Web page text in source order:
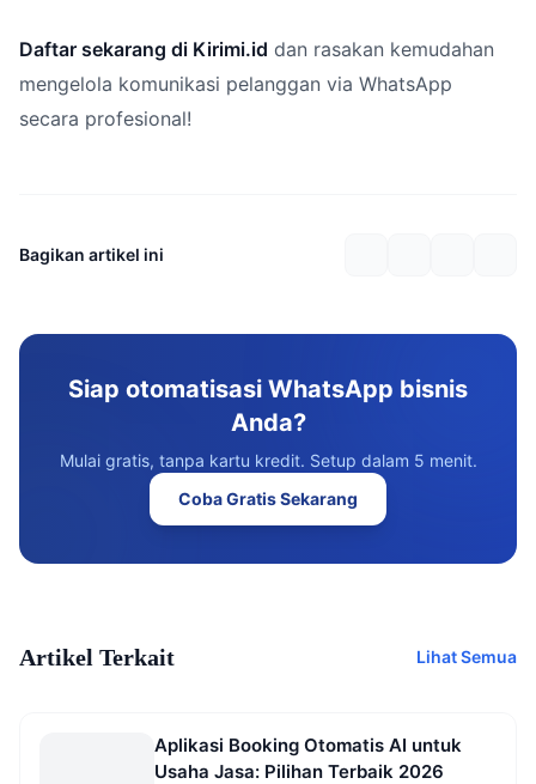
Daftar sekarang di Kirimi.id dan rasakan kemudahan
mengelola komunikasi pelanggan via WhatsApp
secara profesional!
Bagikan artikel ini
Siap otomatisasi WhatsApp bisnis
Anda?
Mulai gratis, tanpa kartu kredit. Setup dalam 5 menit.
Coba Gratis Sekarang
Artikel Terkait Lihat Semua
Aplikasi Booking Otomatis AI untuk
Usaha Jasa: Pilihan Terbaik 2026